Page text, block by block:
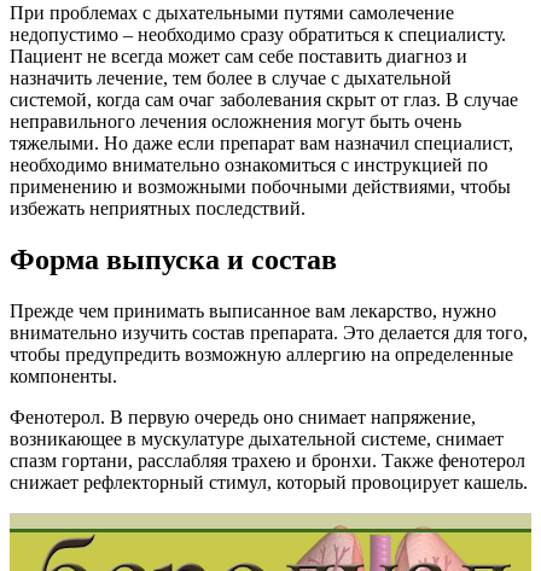
При проблемах с дыхательными путями самолечение
недопустимо – необходимо сразу обратиться к специалисту.
Пациент не всегда может сам себе поставить диагноз и
назначить лечение, тем более в случае с дыхательной
системой, когда сам очаг заболевания скрыт от глаз. В случае
неправильного лечения осложнения могут быть очень
тяжелыми. Но даже если препарат вам назначил специалист,
необходимо внимательно ознакомиться с инструкцией по
применению и возможными побочными действиями, чтобы
избежать неприятных последствий.
Форма выпуска и состав
Прежде чем принимать выписанное вам лекарство, нужно
внимательно изучить состав препарата. Это делается для того,
чтобы предупредить возможную аллергию на определенные
компоненты.
Фенотерол. В первую очередь оно снимает напряжение,
возникающее в мускулатуре дыхательной системе, снимает
спазм гортани, расслабляя трахею и бронхи. Также фенотерол
снижает рефлекторный стимул, который провоцирует кашель.